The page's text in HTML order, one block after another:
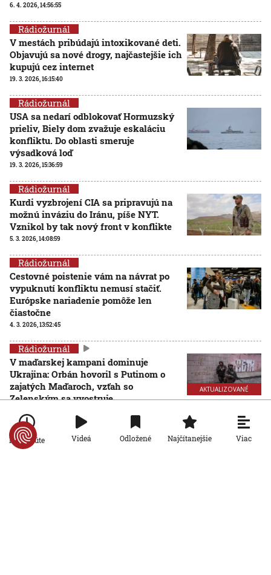
6. 4. 2026, 14:56:55
Rádiožurnál
V mestách pribúdajú intoxikované deti.
Objavujú sa nové drogy, najčastejšie ich
kupujú cez internet
19. 3. 2026, 16:15:40
Rádiožurnál
USA sa nedarí odblokovať Hormuzský
prieliv, Biely dom zvažuje eskaláciu
konfliktu. Do oblasti smeruje
výsadková loď
19. 3. 2026, 15:36:59
Rádiožurnál
Kurdi vyzbrojení CIA sa pripravujú na
možnú inváziu do Iránu, píše NYT.
Vznikol by tak nový front v konflikte
5. 3. 2026, 14:08:59
Rádiožurnál
Cestovné poistenie vám na návrat po
vypuknutí konfliktu nemusí stačiť.
Európske nariadenie pomôže len
čiastočne
4. 3. 2026, 13:52:45
AKTUALIZOVANÉ
Rádiožurnál
V maďarskej kampani dominuje
Ukrajina: Orbán hovoril s Putinom o
zajatých Maďaroch, vzťah so
Zelenským sa vyostruje
Rádiožurnál
Ukrajinská armáda posilňuje
Po minúte Videá Odložené Najčítanejšie Viac